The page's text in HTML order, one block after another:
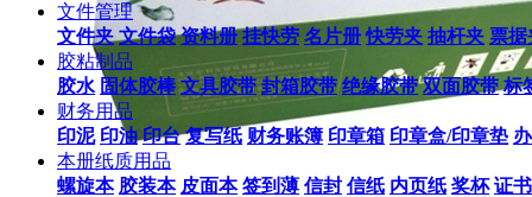
文件管理
文件夹 文件袋 资料册 挂快劳 名片册 快劳夹 抽杆夹 票据
胶粘制品
胶水 固体胶棒 文具胶带 封箱胶带 绝缘胶带 双面胶带 标
财务用品
印泥 印油 印台 复写纸 财务账簿 印章箱 印章盒/印章垫
本册纸质用品
螺旋本 胶装本 皮面本 签到薄 信封 信纸 内页纸 奖杯 证书